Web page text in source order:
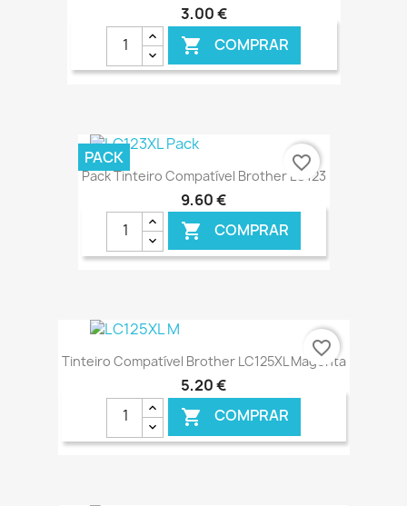
3,00 €
 COMPRAR
€ ONLINE
Pack Tinteiro Compatível Brother LC123
9,60 €
 COMPRAR
€ ONLINE
PACK favorite_border
Tinteiro Compatível Brother LC125XL Magenta
5,20 €
 COMPRAR
favorite_border